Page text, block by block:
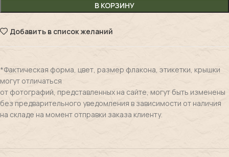
В КОРЗИНУ
Добавить в список желаний
*Фактическая форма, цвет, размер флакона, этикетки, крышки
могут отличаться
от фотографий, представленных на сайте, могут быть изменены
без предварительного уведомления в зависимости от наличия
на складе на момент отправки заказа клиенту.